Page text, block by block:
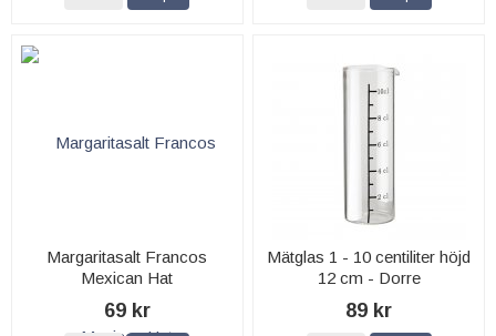
Margaritasalt Francos
Mexican Hat
69 kr
Mätglas 1 - 10 centiliter höjd
12 cm - Dorre
89 kr